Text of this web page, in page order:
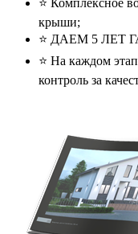
крыши;
⭐️ ДАЕМ 5 ЛЕТ
⭐️ На каждом
контроль за